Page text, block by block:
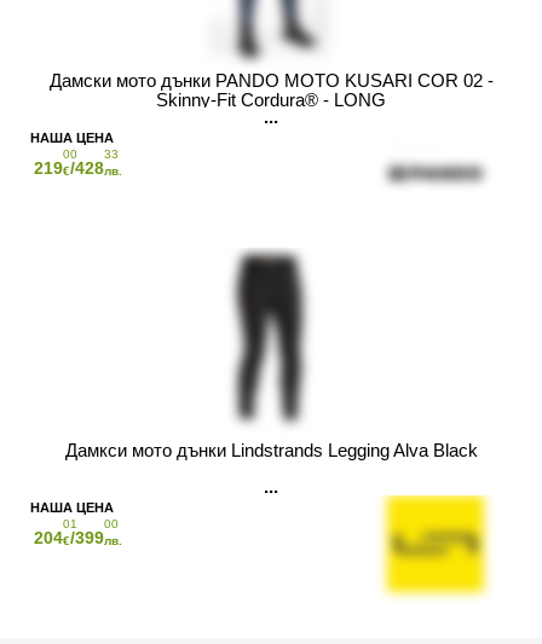
Дамски мото дънки PANDO MOTO KUSARI COR 02 -
Skinny-Fit Cordura® - LONG
219
00
€/428
33
лв.
Дамкси мото дънки Lindstrands Legging Alva Black
204
01
€/399
00
лв.